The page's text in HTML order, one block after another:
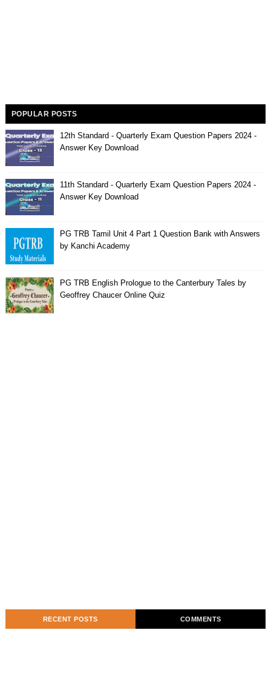
POPULAR POSTS
12th Standard - Quarterly Exam Question Papers 2024 -
Answer Key Download
11th Standard - Quarterly Exam Question Papers 2024 -
Answer Key Download
PG TRB Tamil Unit 4 Part 1 Question Bank with Answers
by Kanchi Academy
PG TRB English Prologue to the Canterbury Tales by
Geoffrey Chaucer Online Quiz
RECENT POSTS COMMENTS